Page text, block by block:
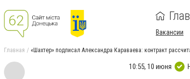
Вакансии
Главная «Шахтер» подписал Александра Караваева: контракт
10:55, 10 июня